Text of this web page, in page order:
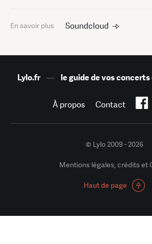
En savoir plus Soundcloud
Lylo.fr— le guide de vos
À propos Contact
© Lylo 2009 - 2026
Mentions légales, crédits et
Haut de page